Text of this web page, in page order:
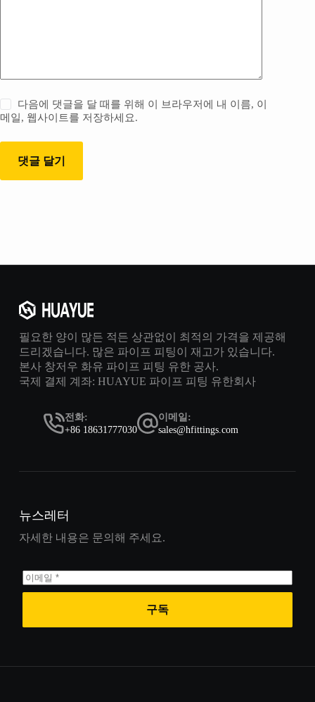
다음에 댓글을 달 때를 위해 이 브라우저에 내 이름, 이
메일, 웹사이트를 저장하세요.
댓글 달기
필요한 양이 많든 적든 상관없이 최적의 가격을 제공해
드리겠습니다. 많은 파이프 피팅이 재고가 있습니다.
본사 창저우 화유 파이프 피팅 유한 공사.
국제 결제 계좌: HUAYUE 파이프 피팅 유한회사
전화:
+86 18631777030
이메일:
sales@hfittings.com
뉴스레터
자세한 내용은 문의해 주세요.
구독